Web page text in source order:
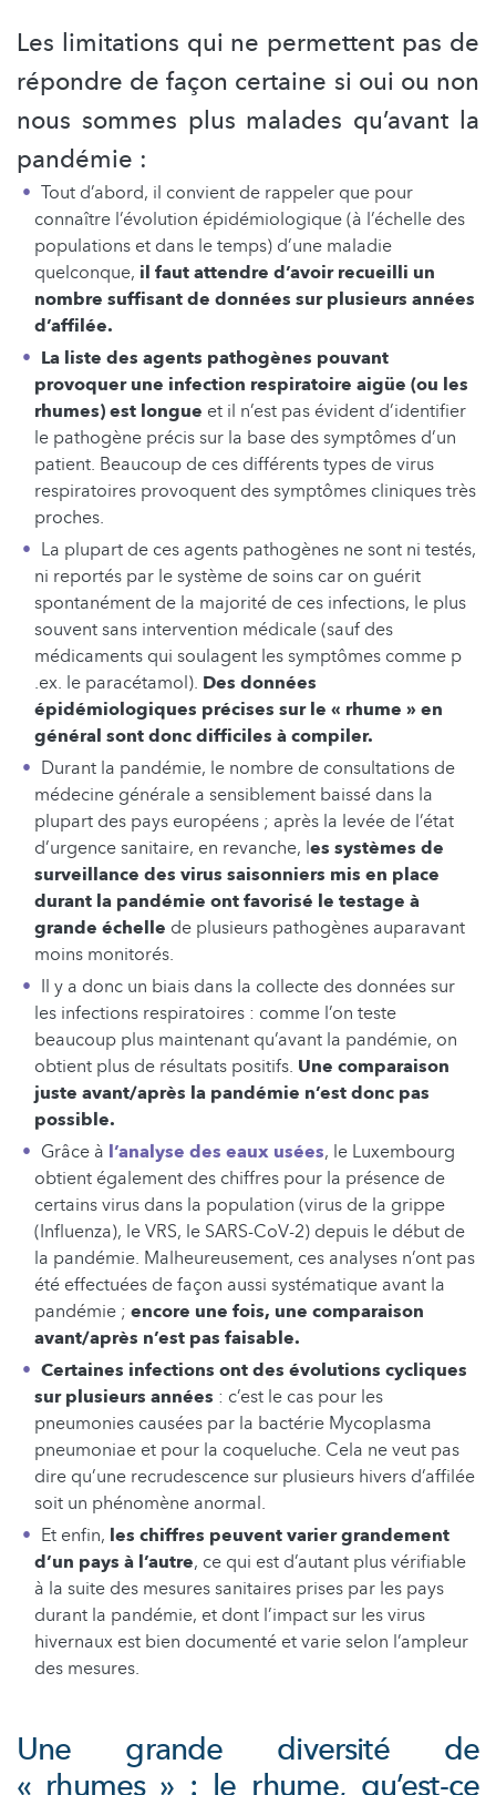
Les limitations qui ne permettent pas de
répondre de façon certaine si oui ou non
nous sommes plus malades qu’avant la
pandémie :
Tout d’abord, il convient de rappeler que pour
connaître l’évolution épidémiologique (à l’échelle des
populations et dans le temps) d’une maladie
quelconque, il faut attendre d’avoir recueilli un
nombre suffisant de données sur plusieurs années
d’affilée.
La liste des agents pathogènes pouvant
provoquer une infection respiratoire aigüe (ou les
rhumes) est longue et il n’est pas évident d’identifier
le pathogène précis sur la base des symptômes d’un
patient. Beaucoup de ces différents types de virus
respiratoires provoquent des symptômes cliniques très
proches.
La plupart de ces agents pathogènes ne sont ni testés,
ni reportés par le système de soins car on guérit
spontanément de la majorité de ces infections, le plus
souvent sans intervention médicale (sauf des
médicaments qui soulagent les symptômes comme p
.ex. le paracétamol). Des données
épidémiologiques précises sur le « rhume » en
général sont donc difficiles à compiler.
Durant la pandémie, le nombre de consultations de
médecine générale a sensiblement baissé dans la
plupart des pays européens ; après la levée de l’état
d’urgence sanitaire, en revanche, les systèmes de
surveillance des virus saisonniers mis en place
durant la pandémie ont favorisé le testage à
grande échelle de plusieurs pathogènes auparavant
moins monitorés.
Il y a donc un biais dans la collecte des données sur
les infections respiratoires : comme l’on teste
beaucoup plus maintenant qu’avant la pandémie, on
obtient plus de résultats positifs. Une comparaison
juste avant/après la pandémie n’est donc pas
possible.
Grâce à l’analyse des eaux usées, le Luxembourg
obtient également des chiffres pour la présence de
certains virus dans la population (virus de la grippe
(Influenza), le VRS, le SARS-CoV-2) depuis le début de
la pandémie. Malheureusement, ces analyses n’ont pas
été effectuées de façon aussi systématique avant la
pandémie ; encore une fois, une comparaison
avant/après n’est pas faisable.
Certaines infections ont des évolutions cycliques
sur plusieurs années : c’est le cas pour les
pneumonies causées par la bactérie Mycoplasma
pneumoniae et pour la coqueluche. Cela ne veut pas
dire qu’une recrudescence sur plusieurs hivers d’affilée
soit un phénomène anormal.
Et enfin, les chiffres peuvent varier grandement
d’un pays à l’autre, ce qui est d’autant plus vérifiable
à la suite des mesures sanitaires prises par les pays
durant la pandémie, et dont l’impact sur les virus
hivernaux est bien documenté et varie selon l’ampleur
des mesures.
Une grande diversité de
« rhumes » : le rhume, qu’est-ce